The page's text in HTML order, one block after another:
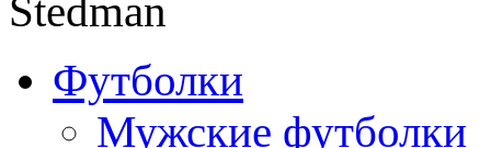
Футболки
Мужские футболки